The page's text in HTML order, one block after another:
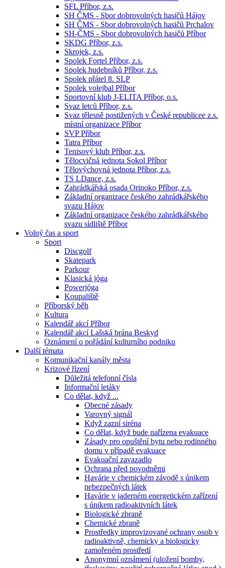
SFL Příbor, z.s.
SH ČMS - Sbor dobrovolných hasičů Hájov
SH ČMS - Sbor dobrovolných hasičů Prchalov
SH-ČMS - Sbor dobrovolných hasičů Příbor
SKDG Příbor, z.s.
Skrojek, z.s.
Spolek Fortel Příbor, z.s.
Spolek hudebníků Příbor, z.s.
Spolek přátel 8. SLP
Spolek volejbal Příbor
Sportovní klub J-ELITA Příbor, o.s.
Svaz letců Příbor, z.s.
Svaz tělesně postižených v České republicee z.s.
místní organizace Příbor
SVP Příbor
Tatra Příbor
Tenisový klub Příbor, z.s.
Tělocvičná jednota Sokol Příbor
Tělovýchovná jednota Příbor, z.s.
TS LDance, z.s.
Zahrádkářská osada Orinoko Příbor, z.s.
Základní organizace českého zahrádkářského
svazu Hájov
Základní organizace českého zahrádkářského
svazu sídliště Příbor
Volný čas a sport
Sport
Discgolf
Skatepark
Parkour
Klasická jóga
Powerjóga
Koupaliště
Příborský běh
Kultura
Kalendář akcí Příbor
Kalendář akcí Lašská brána Beskyd
Oznámení o pořádání kulturního podniku
Další témata
Komunikační kanály města
Krizové řízení
Důležitá telefonní čísla
Informační letáky
Co dělat, když ...
Obecné zásady
Varovný signál
Když zazní siréna
Co dělat, když bude nařízena evakuace
Zásady pro opuštění bytu nebo rodinného
domu v případě evakuace
Evakuační zavazadlo
Ochrana před povodněmi
Havárie v chemickém závodě s únikem
nebezpečných látek
Havárie v jaderném energetickém zařízení
s únikem radioaktivních látek
Biologické zbraně
Chemické zbraně
Prostředky improvizované ochrany osob v
radioaktivně, chemicky a biologicky
zamořeném prostředí
Anonymní oznámení (uložení bomby,